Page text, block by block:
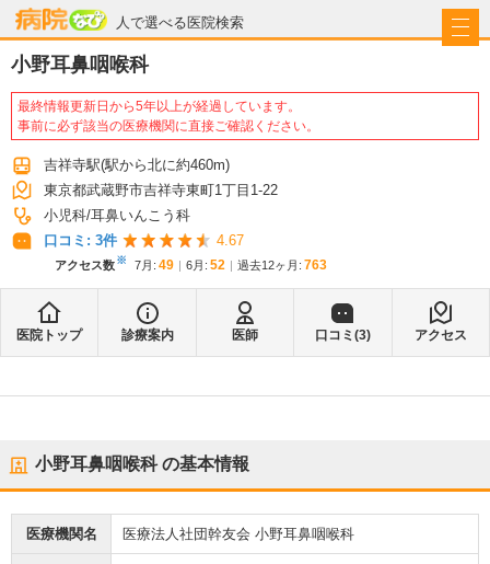
人で選べる医院検索
病院なび
小野耳鼻咽喉科
最終情報更新日から5年以上が経過しています。
事前に必ず該当の医療機関に直接ご確認ください。
吉祥寺駅(駅から北に約460m)
東京都武蔵野市吉祥寺東町1丁目1-22
小児科 耳鼻いんこう科
口コミ: 3件 4.67
アクセス数※ 7月 : 49 6月 : 52 過去12ヶ月: 763
医院トップ 診療案内 医師 口コミ(3) アクセス
小野耳鼻咽喉科の基本情報
医療機関名 医療法人社団幹友会 小野耳鼻咽喉科